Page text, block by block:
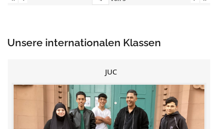
Unsere internationalen Klassen
JUC